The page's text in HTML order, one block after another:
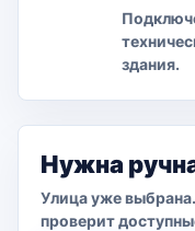
здания.
Нужна
Улица уже
проверит